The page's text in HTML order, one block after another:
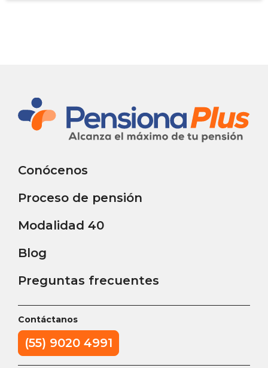
Conócenos
Proceso de pensión
Modalidad 40
Blog
Preguntas frecuentes
Contáctanos
(55) 9020 4991